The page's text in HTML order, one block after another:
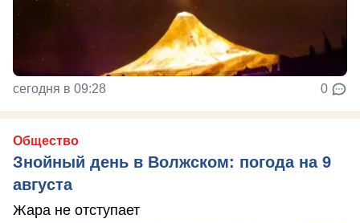
сегодня в 09:28 0
Общество
Знойный день в Волжском: погода на 9
августа
Жара не отступает